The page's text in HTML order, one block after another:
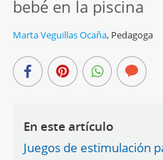
bebé en la piscina
Marta Veguillas Ocaña, Pedagoga
En este artículo
Juegos de estimulación